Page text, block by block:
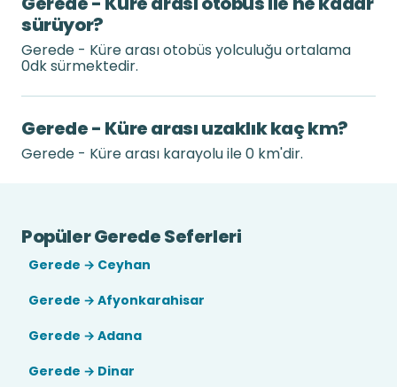
sürüyor?
Gerede - Küre arası otobüs yolculuğu ortalama
0dk sürmektedir.
Gerede - Küre arası uzaklık kaç km?
Gerede - Küre arası karayolu ile 0 km'dir.
Popüler Gerede Seferleri
Gerede → Ceyhan
Gerede → Afyonkarahisar
Gerede → Adana
Gerede → Dinar